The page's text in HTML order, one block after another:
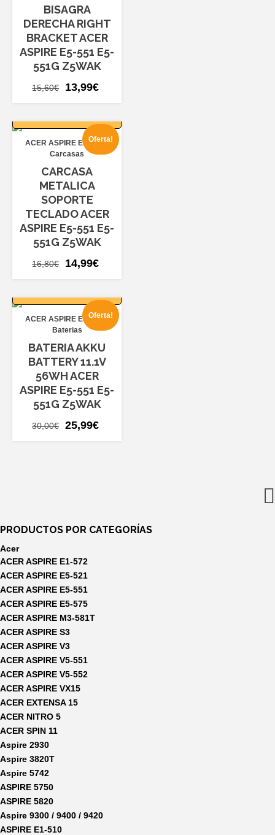
BISAGRA
DERECHA RIGHT
BRACKET ACER
ASPIRE E5-551 E5-
551G Z5WAK
15,60€
El
era:
15,60€.
13,99€
es:
13,99€.
Oferta!
ACER ASPIRE E5-551
Carcasas
CARCASA
METALICA
SOPORTE
TECLADO ACER
ASPIRE E5-551 E5-
551G Z5WAK
16,80€
El
era:
16,80€.
14,99€
es:
14,99€.
Oferta!
ACER ASPIRE E5-551
Baterias
BATERIA AKKU
BATTERY 11.1V
56WH ACER
ASPIRE E5-551 E5-
551G Z5WAK
30,00€
El
25,99€
PRODUCTOS POR CATEGORÍAS
Acer
ACER ASPIRE E1-572
ACER ASPIRE E5-521
ACER ASPIRE E5-551
ACER ASPIRE E5-575
ACER ASPIRE M3-581T
ACER ASPIRE S3
ACER ASPIRE V3
ACER ASPIRE V5-551
ACER ASPIRE V5-552
ACER ASPIRE VX15
ACER EXTENSA 15
ACER NITRO 5
ACER SPIN 11
Aspire 2930
Aspire 3820T
Aspire 5742
ASPIRE 5750
ASPIRE 5820
Aspire 9300 / 9400 / 9420
ASPIRE E1-510